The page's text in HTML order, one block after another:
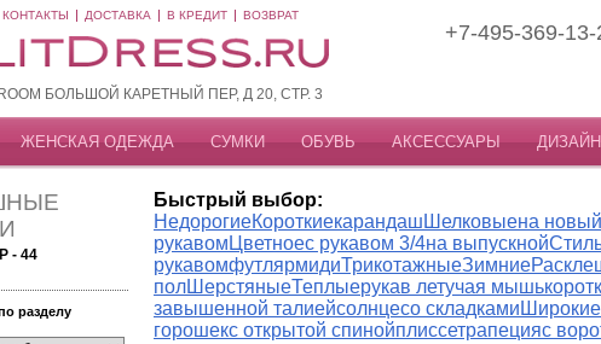
КОНТАКТЫ ДОСТАВКА В КРЕДИТ ВОЗВРАТ
БОЛЬШОЙ КАРЕТНЫЙ ПЕР, Д 20, СТР. 3
+7-495-369-13-
ЖЕНСКАЯ ОДЕЖДА СУМКИ ОБУВЬ АКСЕССУАРЫ
- 44
разделу
Быстрый выбор:
НедорогиеКороткиекарандаш Шелковыена
рукавом Цветноес рукавом 3/4на выпускной
рукавомфутлярмидиТрикотажныеЗимние
полШерстяныеТеплыерукав летучая мышь
завышенной талиейсолнцесо складками Широкие
горошекс открытой спинойплиссетрапецияс